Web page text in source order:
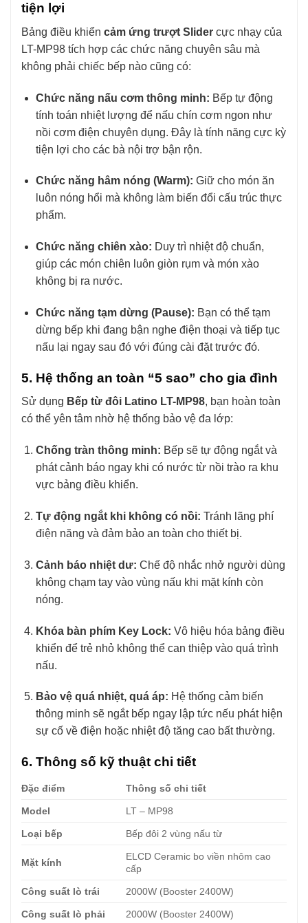
tiện lợi
Bảng điều khiển cảm ứng trượt Slider cực nhạy của
LT-MP98 tích hợp các chức năng chuyên sâu mà
không phải chiếc bếp nào cũng có:
Chức năng nấu cơm thông minh: Bếp tự động
tính toán nhiệt lượng để nấu chín cơm ngon như
nồi cơm điện chuyên dụng. Đây là tính năng cực kỳ
tiện lợi cho các bà nội trợ bận rộn.
Chức năng hâm nóng (Warm): Giữ cho món ăn
luôn nóng hổi mà không làm biến đổi cấu trúc thực
phẩm.
Chức năng chiên xào: Duy trì nhiệt độ chuẩn,
giúp các món chiên luôn giòn rụm và món xào
không bị ra nước.
Chức năng tạm dừng (Pause): Bạn có thể tạm
dừng bếp khi đang bận nghe điện thoại và tiếp tục
nấu lại ngay sau đó với đúng cài đặt trước đó.
5. Hệ thống an toàn “5 sao” cho gia đình
Sử dụng Bếp từ đôi Latino LT-MP98, bạn hoàn toàn
có thể yên tâm nhờ hệ thống bảo vệ đa lớp:
Chống tràn thông minh: Bếp sẽ tự động ngắt và
phát cảnh báo ngay khi có nước từ nồi trào ra khu
vực bảng điều khiển.
Tự động ngắt khi không có nồi: Tránh lãng phí
điện năng và đảm bảo an toàn cho thiết bị.
Cảnh báo nhiệt dư: Chế độ nhắc nhở người dùng
không chạm tay vào vùng nấu khi mặt kính còn
nóng.
Khóa bàn phím Key Lock: Vô hiệu hóa bảng điều
khiển để trẻ nhỏ không thể can thiệp vào quá trình
nấu.
Bảo vệ quá nhiệt, quá áp: Hệ thống cảm biến
thông minh sẽ ngắt bếp ngay lập tức nếu phát hiện
sự cố về điện hoặc nhiệt độ tăng cao bất thường.
6. Thông số kỹ thuật chi tiết
Đặc điểm Thông số chi tiết
Model LT – MP98
Loại bếp Bếp đôi 2 vùng nấu từ
Mặt kính
ELCD Ceramic bo viền nhôm cao
cấp
Công suất lò trái 2000W (Booster 2400W)
Công suất lò phải 2000W (Booster 2400W)